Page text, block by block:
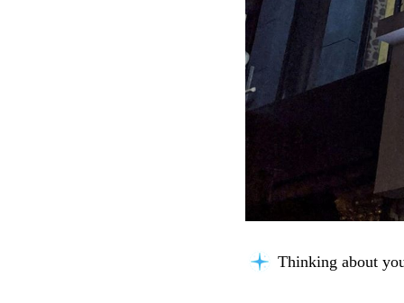
Thinking about